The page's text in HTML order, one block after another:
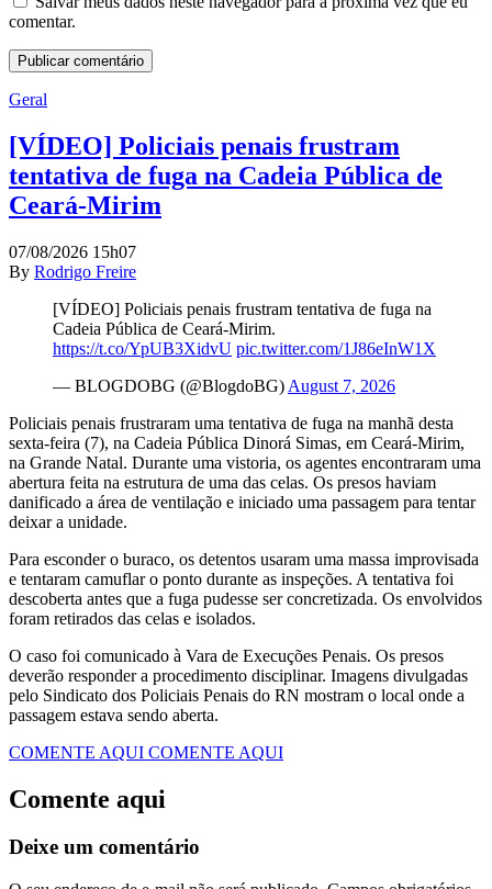
comentar.
Geral
[VÍDEO] Policiais penais frustram
tentativa de fuga na Cadeia Pública de
Ceará-Mirim
07/08/2026 15h07
By Rodrigo Freire
[VÍDEO] Policiais penais frustram tentativa de fuga na
Cadeia Pública de Ceará-Mirim.
https://t.co/YpUB3XidvU pic.twitter.com/1J86eInW1X
— BLOGDOBG (@BlogdoBG) August 7, 2026
Policiais penais frustraram uma tentativa de fuga na manhã desta
sexta-feira (7), na Cadeia Pública Dinorá Simas, em Ceará-Mirim,
na Grande Natal. Durante uma vistoria, os agentes encontraram uma
abertura feita na estrutura de uma das celas. Os presos haviam
danificado a área de ventilação e iniciado uma passagem para tentar
deixar a unidade.
Para esconder o buraco, os detentos usaram uma massa improvisada
e tentaram camuflar o ponto durante as inspeções. A tentativa foi
descoberta antes que a fuga pudesse ser concretizada. Os envolvidos
foram retirados das celas e isolados.
O caso foi comunicado à Vara de Execuções Penais. Os presos
deverão responder a procedimento disciplinar. Imagens divulgadas
pelo Sindicato dos Policiais Penais do RN mostram o local onde a
passagem estava sendo aberta.
COMENTE AQUI COMENTE AQUI
Comente aqui
Deixe um comentário